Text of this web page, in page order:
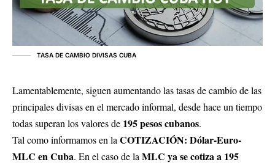
TASA DE CAMBIO DIVISAS CUBA
Lamentablemente, siguen aumentando las tasas de cambio de las
principales divisas en el mercado informal, desde hace un tiempo
todas superan los valores de 195 pesos cubanos.
Tal como informamos en laCOTIZACIÓN: Dólar-Euro-
MLC en Cuba. En el caso de laMLC ya se cotiza a 195